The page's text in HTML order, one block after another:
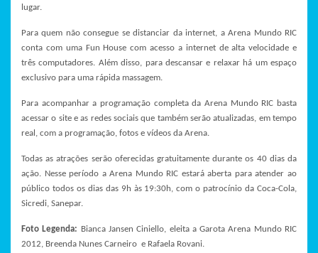
lugar.
Para quem não consegue se distanciar da internet, a Arena Mundo RIC
conta com uma Fun House com acesso a internet de alta velocidade e
três computadores. Além disso, para descansar e relaxar há um espaço
exclusivo para uma rápida massagem.
Para acompanhar a programação completa da Arena Mundo RIC basta
acessar o site e as redes sociais que também serão atualizadas, em tempo
real, com a programação, fotos e vídeos da Arena.
Todas as atrações serão oferecidas gratuitamente durante os 40 dias da
ação. Nesse período a Arena Mundo RIC estará aberta para atender ao
público todos os dias das 9h às 19:30h, com o patrocínio da Coca-Cola,
Sicredi, Sanepar.
Foto Legenda: Bianca Jansen Ciniello, eleita a Garota Arena Mundo RIC
2012, Breenda Nunes Carneiro e Rafaela Rovani.